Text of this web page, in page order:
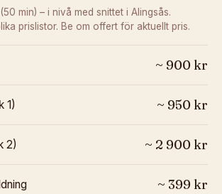
min) – i nivå med snittet i Alingsås.
prislistor. Be om offert för aktuellt pris.
~ 900 kr
1) ~ 950 kr
2) ~ 2 900 kr
~ 399 kr